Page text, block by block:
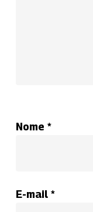
Nome *
E-mail *